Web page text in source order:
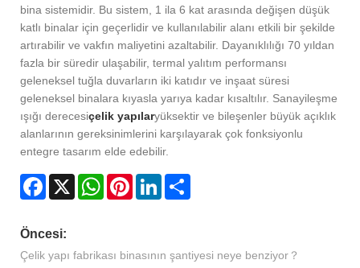
bina sistemidir. Bu sistem, 1 ila 6 kat arasında değişen düşük
katlı binalar için geçerlidir ve kullanılabilir alanı etkili bir şekilde
artırabilir ve vakfın maliyetini azaltabilir. Dayanıklılığı 70 yıldan
fazla bir süredir ulaşabilir, termal yalıtım performansı
geleneksel tuğla duvarların iki katıdır ve inşaat süresi
geleneksel binalara kıyasla yarıya kadar kısaltılır. Sanayileşme
ışığı derecesiçelik yapılaryüksektir ve bileşenler büyük açıklık
alanlarının gereksinimlerini karşılayarak çok fonksiyonlu
entegre tasarım elde edebilir.
Facebook
X WhatsAppPinterestLinkedIn
Öncesi:
Çelik yapı fabrikası binasının şantiyesi neye benziyor？